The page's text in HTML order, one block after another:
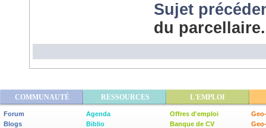
Sujet
du
COMMUNAUTÉ RESSOURCES L'EMPLOI
Forum
Blogs
Agenda
Biblio
Offres d'emploi
Banque de CV